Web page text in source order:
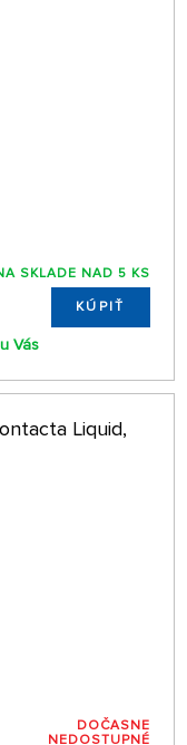
SKLADE NAD 5 KS
KÚPIŤ
Vás
Liquid,
DOČASNE
NEDOSTUPNÉ